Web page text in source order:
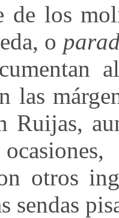
de los
o
las
Ruijas,
otros
sendas